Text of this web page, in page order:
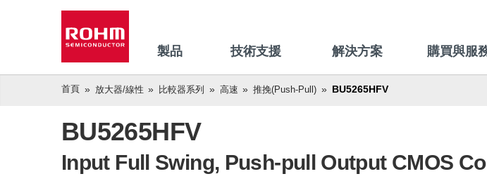
製品 技術支援 解決方案 購買與服
首頁 放大器/線性 比較器系列 高速 推挽(push-Pull) BU5265HFV
BU5265HFV
Input Full Swing, Push-pull Output CMOS